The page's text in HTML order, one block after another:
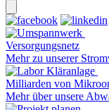
Versorgungsnetz
Mehr zu unserer
Milliarden von
Mehr über unsere